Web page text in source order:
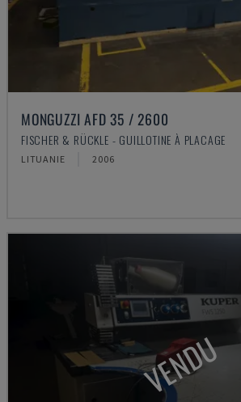
MONGUZZI AFD 35 / 2600
FISCHER & RÜCKLE - GUILLOTINE À PLACAGE
LITUANIE 2006
VENDU